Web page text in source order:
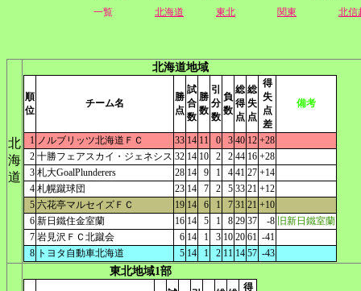
一覧
北海道 東北 関東 北信
北
海
道
北海道地域
順
位
チーム名
勝
点
試
合
数
勝
数
引
分
数
負
数
総
得
点
総
失
点
得
失
点
差
備考
1 ノルブリッツ北海道ＦＣ 33 14 11 0 3 40 12 +28
2 十勝フェアスカイ・ジェネシス 32 14 10 2 2 44 16 +28
3 札大GoalPlunderers 28 14 9 1 4 41 27 +14
4 札幌蹴球団 23 14 7 2 5 33 21 +12
5 六花亭マルセイズＦＣ 19 14 6 1 7 31 21 +10
6 新日鐵住金室蘭 16 14 5 1 8 29 37 -8 旧新日鐵室蘭
7 岩見沢ＦＣ北蹴会 6 14 1 3 10 20 61 -41
8 トヨタ自動車北海道 5 14 1 2 11 14 57 -43
東北地域1部
得